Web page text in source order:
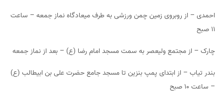
احمدی – از روبروی زمین چمن ورزشی به طرف میعادگاه نماز جمعه – ساعت
۱۱ صبح
چارک – از مجتمع ولیعصر به سمت مسجد امام رضا (ع) – بعد از نماز جمعه
بندر تیاب – از ابتدای پمپ بنزین تا مسجد جامع حضرت علی بن ابیطالب (ع)
– ساعت ۱۰ صبح